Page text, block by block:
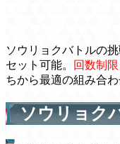
ソウリョクバトルの
セット可能。
回数制
ちから最適の組み合わ
ソウリョク